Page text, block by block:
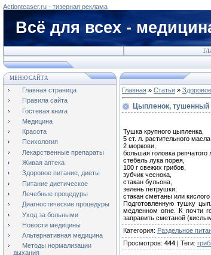
Actionteaser.ru - тизерная реклама
Всё для всех -
МЕНЮ САЙТА
Главная страница
Правила сайта
Гостевая книга
Медицина
Красота
Психология
Лекарственные препараты
Живая аптека
Здоровое питание, диеты
Питание диетическое
Лечебные процедуры
Диагностические процедуры
Уход за больными
Новости медицины
Альтернативная медицина
Методы нормализации
дыхания
Главная » Статьи »
Цыпленок, тушенный
Тушка крупного цыпленка,
5 ст. л. растительного масла,
2 моркови,
большая головка репчатого
стебель лука порея,
100 г свежих грибов,
зубчик чеснока,
стакан бульона,
зелень петрушки,
стакан сметаны или
Подготовленную тушку
медленном огне. К почти
заправить сметаной
Категория: Раздельное
Просмотров: 444 | Теги: